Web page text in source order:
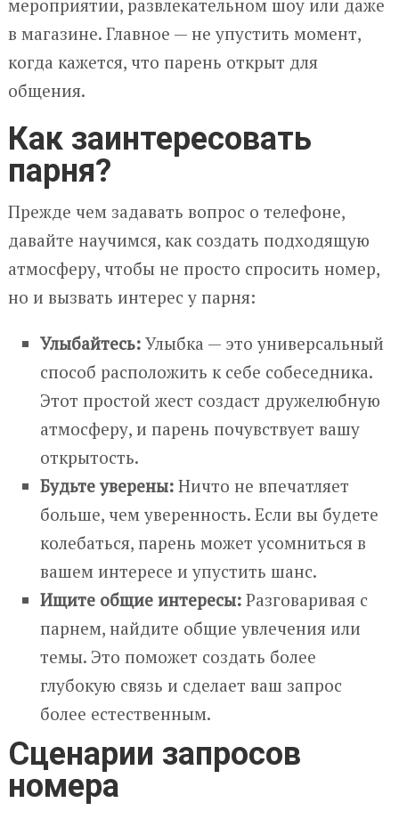
мероприятии, развлекательном шоу или даже
в магазине. Главное — не упустить момент,
когда кажется, что парень открыт для
общения.
Как заинтересовать
парня?
Прежде чем задавать вопрос о телефоне,
давайте научимся, как создать подходящую
атмосферу, чтобы не просто спросить номер,
но и вызвать интерес у парня:
Улыбайтесь: Улыбка — это универсальный
способ расположить к себе собеседника.
Этот простой жест создаст дружелюбную
атмосферу, и парень почувствует вашу
открытость.
Будьте уверены: Ничто не впечатляет
больше, чем уверенность. Если вы будете
колебаться, парень может усомниться в
вашем интересе и упустить шанс.
Ищите общие интересы: Разговаривая с
парнем, найдите общие увлечения или
темы. Это поможет создать более
глубокую связь и сделает ваш запрос
более естественным.
Сценарии запросов
номера